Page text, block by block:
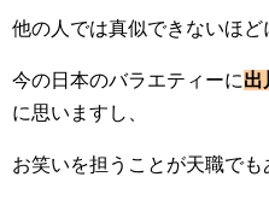
他の人では真似できないほど
今の日本のバラエティーに出
に思いますし、
お笑いを担うことが天職でも